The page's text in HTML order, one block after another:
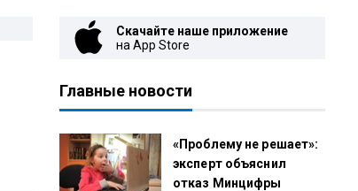
Скачайте наше приложение
на App Store
Главные новости
«Проблему не решает»:
эксперт объяснил
отказ Минцифры